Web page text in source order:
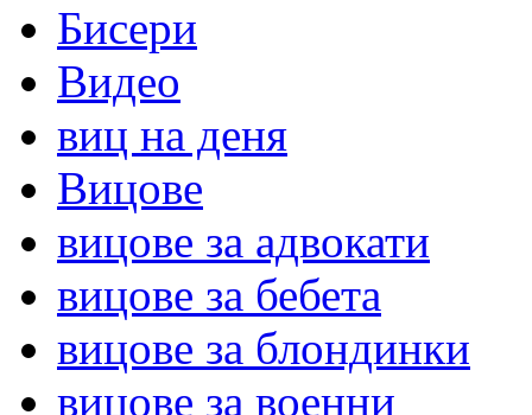
Бисери
Видео
виц на деня
Вицове
вицове за адвокати
вицове за бебета
вицове за блондинки
вицове за военни